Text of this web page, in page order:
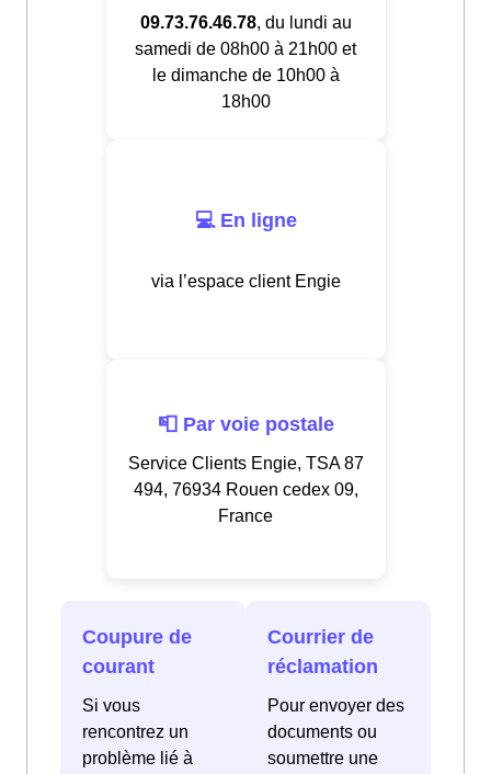
09.73.76.46.78, du lundi au
samedi de 08h00 à 21h00 et
le dimanche de 10h00 à
18h00
💻 En ligne
via l’espace client Engie
📮 Par voie postale
Service Clients Engie, TSA 87
494, 76934 Rouen cedex 09,
France
Coupure de
courant
Si vous
rencontrez un
problème lié à
Courrier de
réclamation
Pour envoyer des
documents ou
soumettre une